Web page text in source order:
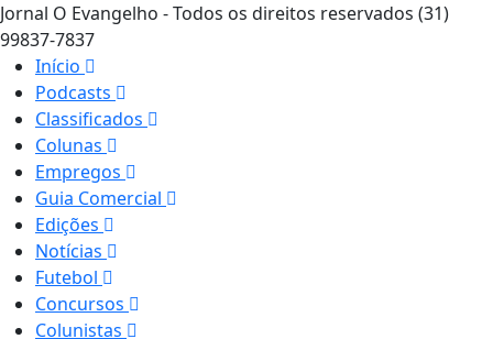
Jornal O Evangelho - Todos os direitos reservados (31)
99837-7837
Início
Podcasts
Classificados
Colunas
Empregos
Guia Comercial
Edições
Notícias
Futebol
Concursos
Colunistas